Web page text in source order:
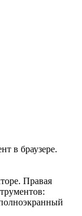
в браузере.
Правая